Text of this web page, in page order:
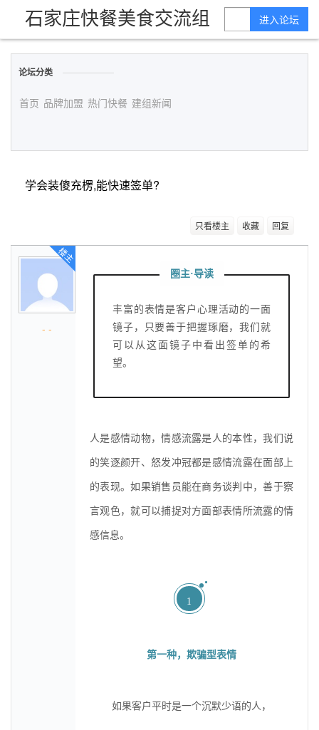
石家庄快餐美食交流组 进入论坛
论坛分类
首页 品牌加盟 热门快餐 建组新闻
学会装傻充楞,能快速签单?
只看楼主 收藏 回复
- -
楼主
圈主·导读
丰富的表情是客户心理活动的一面
镜子，只要善于把握琢磨，我们就
可以从这面镜子中看出签单的希
望。
人是感情动物，情感流露是人的本性，我们说
的笑逐颜开、怒发冲冠都是感情流露在面部上
的表现。如果销售员能在商务谈判中，善于察
言观色，就可以捕捉对方面部表情所流露的情
感信息。
1
第一种，欺骗型表情
如果客户平时是一个沉默少语的人，